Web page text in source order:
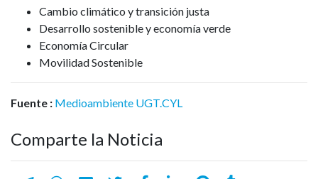
Cambio climático y transición justa
Desarrollo sostenible y economía verde
Economía Circular
Movilidad Sostenible
Fuente : Medioambiente UGT.CYL
Comparte la Noticia